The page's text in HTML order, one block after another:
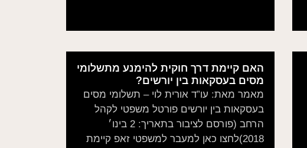
האם קיימת דרך חוקית להימנע מתשלומי
מסים בעסקאות בין יורשים?
מאמר מאת: עו”ד אורית לוי – תשלומי מסים
בעסקאות בין יורשים פורטל משפטי לקהל
הרחב (פורסם לציבור בתאריך: 2 בינו׳
2018)לחצו כאן למעבר למשפטי זאפ קיימת